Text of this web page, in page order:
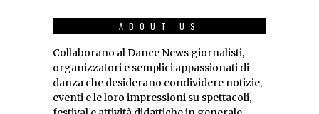
ABOUT US
Collaborano al Dance News giornalisti,
organizzatori e semplici appassionati di
danza che desiderano condividere notizie,
eventi e le loro impressioni su spettacoli,